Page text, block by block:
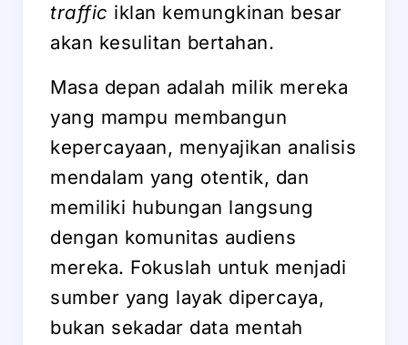
traffic iklan kemungkinan besar
akan kesulitan bertahan.
Masa depan adalah milik mereka
yang mampu membangun
kepercayaan, menyajikan analisis
mendalam yang otentik, dan
memiliki hubungan langsung
dengan komunitas audiens
mereka. Fokuslah untuk menjadi
sumber yang layak dipercaya,
bukan sekadar data mentah